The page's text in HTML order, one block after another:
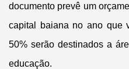
documento prevê um
capital baiana no ano que
50% serão destinados a
educação.